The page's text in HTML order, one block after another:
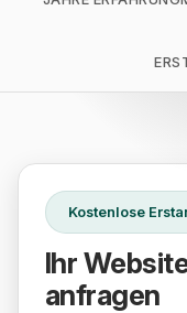
Kostenlose
Ihr
anfragen